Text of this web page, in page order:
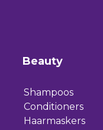
Beauty
Shampoos
Conditioners
Haarmaskers